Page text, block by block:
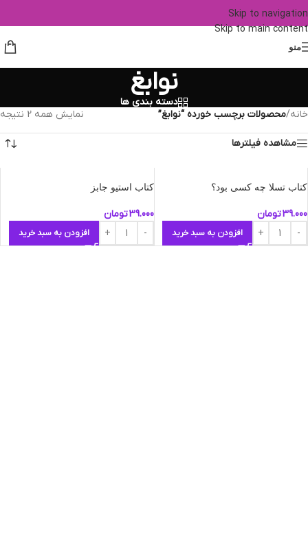
Skip to navigation
Skip to main content
منو
نوابغ
دسته بندی ها
خانه/محصولات برچسب خورده “نوابغ” نمایش همه 2 نتیجه
مشاهده فیلترها
کتاب تسلا چه کسی بود؟
39.000تومان
افزودن به سبد خرید
کتاب استیو جابز
39.000تومان
افزودن به سبد خرید